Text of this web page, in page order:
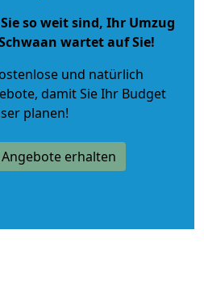
so weit sind, Ihr Umzug
wartet auf Sie!
und natürlich
, damit Sie Ihr Budget
planen!
erhalten